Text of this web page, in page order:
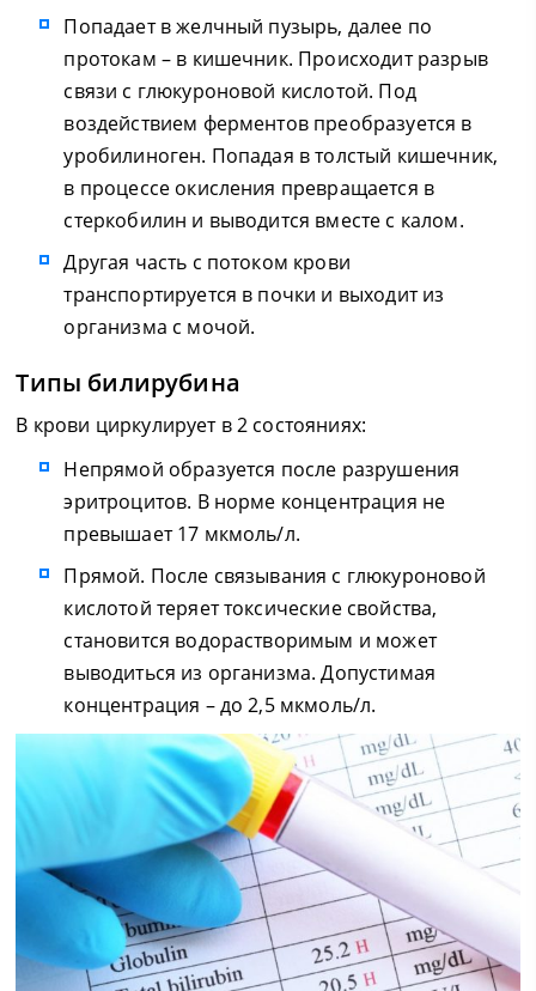
Попадает в желчный пузырь, далее по
протокам – в кишечник. Происходит разрыв
связи с глюкуроновой кислотой. Под
воздействием ферментов преобразуется в
уробилиноген. Попадая в толстый кишечник,
в процессе окисления превращается в
стеркобилин и выводится вместе с калом.
Другая часть с потоком крови
транспортируется в почки и выходит из
организма с мочой.
Типы билирубина
В крови циркулирует в 2 состояниях:
Непрямой образуется после разрушения
эритроцитов. В норме концентрация не
превышает 17 мкмоль/л.
Прямой. После связывания с глюкуроновой
кислотой теряет токсические свойства,
становится водорастворимым и может
выводиться из организма. Допустимая
концентрация – до 2,5 мкмоль/л.